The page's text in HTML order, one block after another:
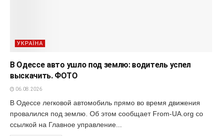
УКРАЇНА
В Одессе авто ушло под землю: водитель успел
выскачить. ФОТО
06.08.2026
В Одессе легковой автомобиль прямо во время движения
провалился под землю. Об этом сообщает From-UA.org со
ссылкой на Главное управление...